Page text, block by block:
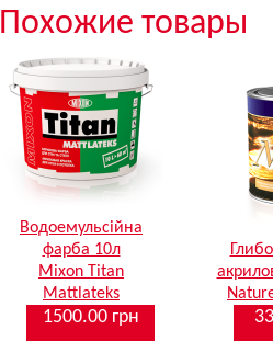
Похожие товары
Водоемульсійна
фарба 10л
Mixon Titan
Mattlateks
1500.00 грн